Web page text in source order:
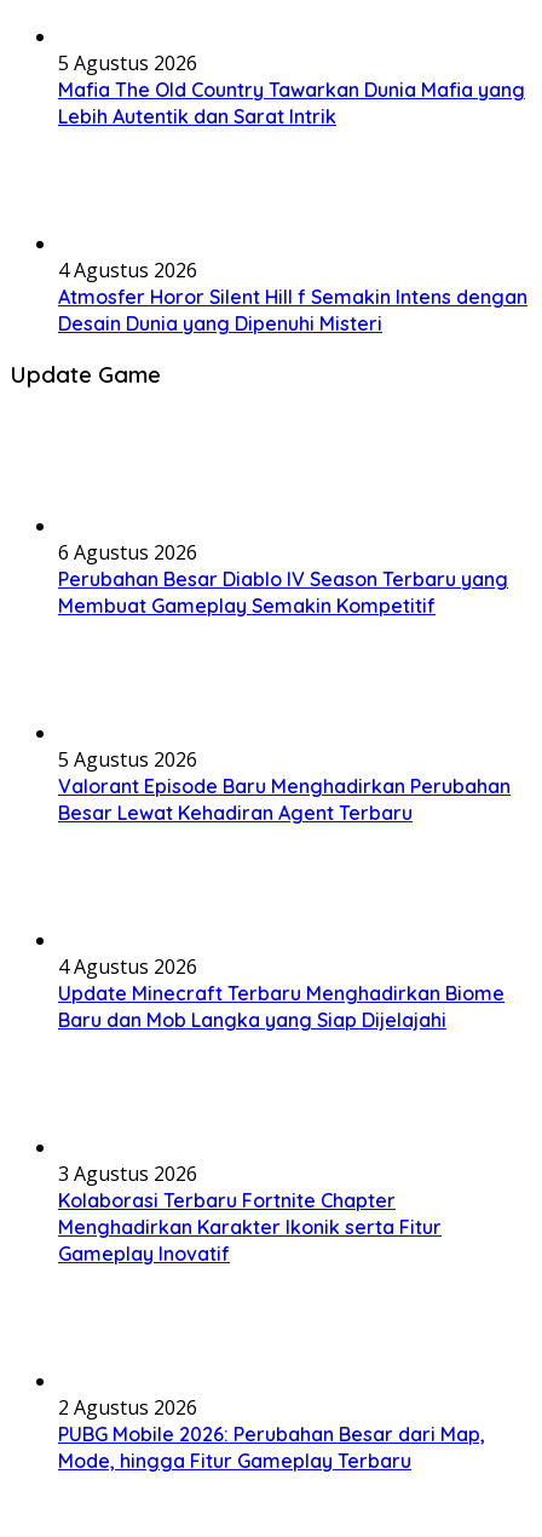
5 Agustus 2026
Mafia The Old Country Tawarkan Dunia Mafia yang
Lebih Autentik dan Sarat Intrik
4 Agustus 2026
Atmosfer Horor Silent Hill f Semakin Intens dengan
Desain Dunia yang Dipenuhi Misteri
Update Game
6 Agustus 2026
Perubahan Besar Diablo IV Season Terbaru yang
Membuat Gameplay Semakin Kompetitif
5 Agustus 2026
Valorant Episode Baru Menghadirkan Perubahan
Besar Lewat Kehadiran Agent Terbaru
4 Agustus 2026
Update Minecraft Terbaru Menghadirkan Biome
Baru dan Mob Langka yang Siap Dijelajahi
3 Agustus 2026
Kolaborasi Terbaru Fortnite Chapter
Menghadirkan Karakter Ikonik serta Fitur
Gameplay Inovatif
2 Agustus 2026
PUBG Mobile 2026: Perubahan Besar dari Map,
Mode, hingga Fitur Gameplay Terbaru